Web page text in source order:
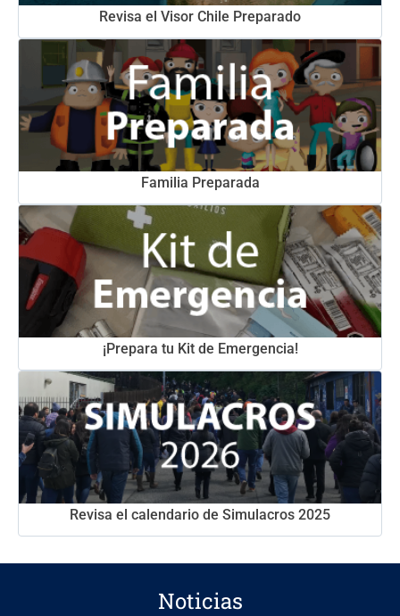
Revisa el Visor Chile Preparado
Familia Preparada
¡Prepara tu Kit de Emergencia!
Revisa el calendario de Simulacros 2025
Noticias